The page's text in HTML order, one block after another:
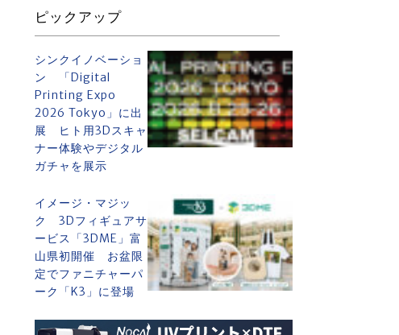
ピックアップ
シンクイノベーショ
ン 「Digital
Printing Expo
2026 Tokyo」に出
展 ヒト用3Dスキャ
ナー体験やデジタル
ガチャを展示
イメージ・マジッ
ク 3Dフィギュアサ
ービス「3DME」富
山県初開催 お盆限
定でファニチャーパ
ーク「K3」に登場